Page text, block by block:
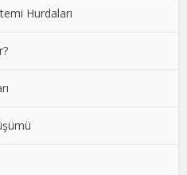
Hurdaları